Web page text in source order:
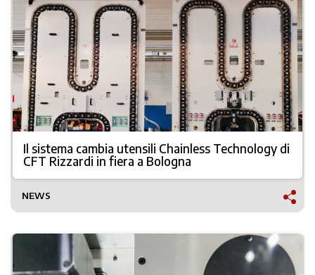
Il sistema cambia utensili Chainless Technology di
CFT Rizzardi in fiera a Bologna
NEWS